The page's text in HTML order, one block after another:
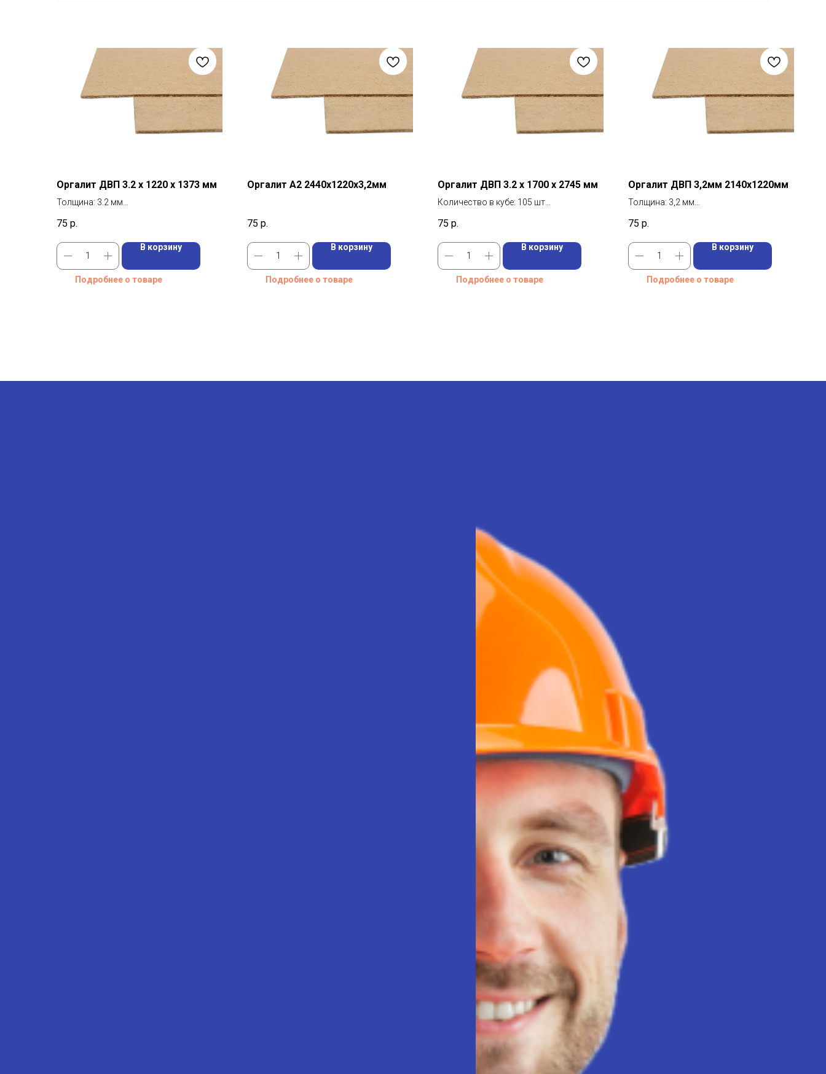
Оргалит ДВП 3.2 х 1220 х 1373 мм
Толщина: 3.2 мм
Площадь материала: 2,977 м²
75 р.
В корзину
Подробнее о товаре
Оргалит А2 2440х1220х3,2мм
75 р.
В корзину
Подробнее о товаре
Оргалит ДВП 3.2 х 1700 х 2745 мм
Количество в кубе: 105 шт
Площадь материала: 2,977 м²
75 р.
В корзину
Подробнее о товаре
Оргалит ДВП 3,2мм 2140х1220мм
Толщина: 3,2 мм
Ширина: 1220 мм
75 р.
В корзину
Подробнее о товаре